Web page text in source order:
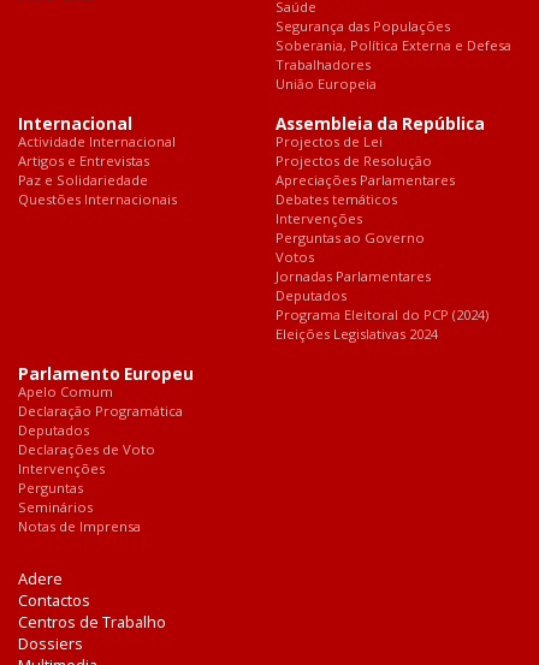
Saúde
Segurança das Populações
Soberania, Política Externa e Defesa
Trabalhadores
União Europeia
Internacional
Actividade Internacional
Artigos e Entrevistas
Paz e Solidariedade
Questões Internacionais
Assembleia da República
Projectos de Lei
Projectos de Resolução
Apreciações Parlamentares
Debates temáticos
Intervenções
Perguntas ao Governo
Votos
Jornadas Parlamentares
Deputados
Programa Eleitoral do PCP (2024)
Eleições Legislativas 2024
Parlamento Europeu
Apelo Comum
Declaração Programática
Deputados
Declarações de Voto
Intervenções
Perguntas
Seminários
Notas de Imprensa
Adere
Contactos
Centros de Trabalho
Dossiers